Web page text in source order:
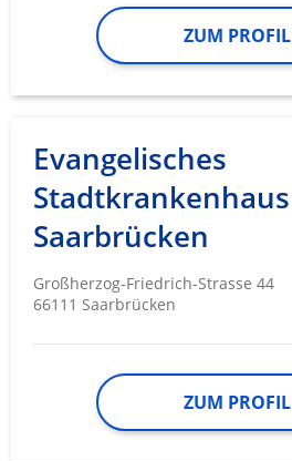
ZUM PROFIL
Evangelisches
Stadtkrankenhaus
Saarbrücken
Großherzog-Friedrich-Strasse 44
66111 Saarbrücken
ZUM PROFIL